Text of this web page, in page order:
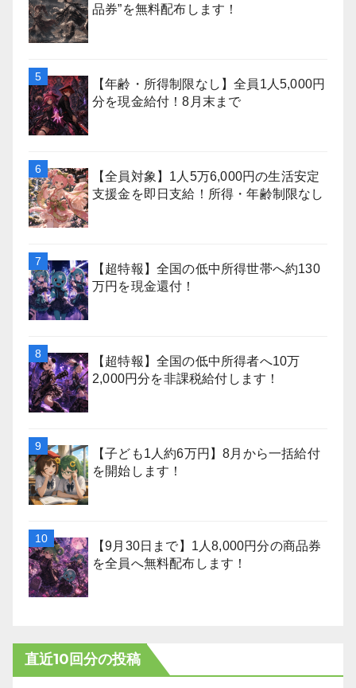
品券”を無料配布します！
【年齢・所得制限なし】全員1人5,000円
分を現金給付！8月末まで
【全員対象】1人5万6,000円の生活安定
支援金を即日支給！所得・年齢制限なし
【超特報】全国の低中所得世帯へ約130
万円を現金還付！
【超特報】全国の低中所得者へ10万
2,000円分を非課税給付します！
【子ども1人約6万円】8月から一括給付
を開始します！
【9月30日まで】1人8,000円分の商品券
を全員へ無料配布します！
直近10回分の投稿